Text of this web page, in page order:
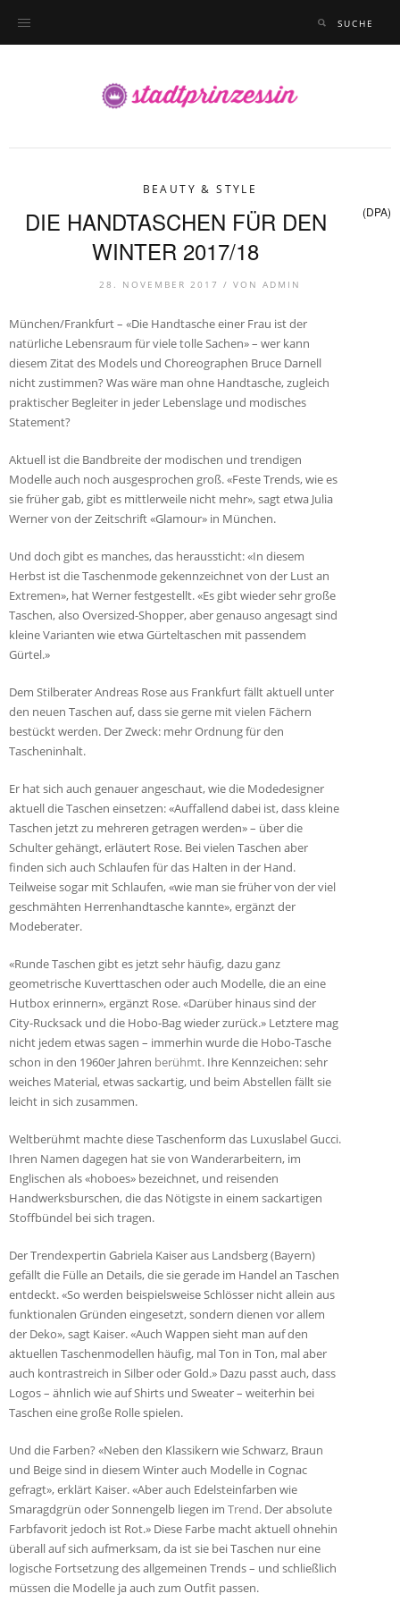
BEAUTY & STYLE
DIE HANDTASCHEN FÜR DEN
WINTER 2017/18
(DPA)
28. NOVEMBER 2017 / VON ADMIN
München/Frankfurt – «Die Handtasche einer Frau ist der
natürliche Lebensraum für viele tolle Sachen» – wer kann
diesem Zitat des Models und Choreographen Bruce Darnell
nicht zustimmen? Was wäre man ohne Handtasche, zugleich
praktischer Begleiter in jeder Lebenslage und modisches
Statement?
Aktuell ist die Bandbreite der modischen und trendigen
Modelle auch noch ausgesprochen groß. «Feste Trends, wie es
sie früher gab, gibt es mittlerweile nicht mehr», sagt etwa Julia
Werner von der Zeitschrift «Glamour» in München.
Und doch gibt es manches, das heraussticht: «In diesem
Herbst ist die Taschenmode gekennzeichnet von der Lust an
Extremen», hat Werner festgestellt. «Es gibt wieder sehr große
Taschen, also Oversized-Shopper, aber genauso angesagt sind
kleine Varianten wie etwa Gürteltaschen mit passendem
Gürtel.»
Dem Stilberater Andreas Rose aus Frankfurt fällt aktuell unter
den neuen Taschen auf, dass sie gerne mit vielen Fächern
bestückt werden. Der Zweck: mehr Ordnung für den
Tascheninhalt.
Er hat sich auch genauer angeschaut, wie die Modedesigner
aktuell die Taschen einsetzen: «Auffallend dabei ist, dass kleine
Taschen jetzt zu mehreren getragen werden» – über die
Schulter gehängt, erläutert Rose. Bei vielen Taschen aber
finden sich auch Schlaufen für das Halten in der Hand.
Teilweise sogar mit Schlaufen, «wie man sie früher von der viel
geschmähten Herrenhandtasche kannte», ergänzt der
Modeberater.
«Runde Taschen gibt es jetzt sehr häufig, dazu ganz
geometrische Kuverttaschen oder auch Modelle, die an eine
Hutbox erinnern», ergänzt Rose. «Darüber hinaus sind der
City-Rucksack und die Hobo-Bag wieder zurück.» Letztere mag
nicht jedem etwas sagen – immerhin wurde die Hobo-Tasche
schon in den 1960er Jahren berühmt. Ihre Kennzeichen: sehr
weiches Material, etwas sackartig, und beim Abstellen fällt sie
leicht in sich zusammen.
Weltberühmt machte diese Taschenform das Luxuslabel Gucci.
Ihren Namen dagegen hat sie von Wanderarbeitern, im
Englischen als «hoboes» bezeichnet, und reisenden
Handwerksburschen, die das Nötigste in einem sackartigen
Stoffbündel bei sich tragen.
Der Trendexpertin Gabriela Kaiser aus Landsberg (Bayern)
gefällt die Fülle an Details, die sie gerade im Handel an Taschen
entdeckt. «So werden beispielsweise Schlösser nicht allein aus
funktionalen Gründen eingesetzt, sondern dienen vor allem
der Deko», sagt Kaiser. «Auch Wappen sieht man auf den
aktuellen Taschenmodellen häufig, mal Ton in Ton, mal aber
auch kontrastreich in Silber oder Gold.» Dazu passt auch, dass
Logos – ähnlich wie auf Shirts und Sweater – weiterhin bei
Taschen eine große Rolle spielen.
Und die Farben? «Neben den Klassikern wie Schwarz, Braun
und Beige sind in diesem Winter auch Modelle in Cognac
gefragt», erklärt Kaiser. «Aber auch Edelsteinfarben wie
Smaragdgrün oder Sonnengelb liegen im Trend. Der absolute
Farbfavorit jedoch ist Rot.» Diese Farbe macht aktuell ohnehin
überall auf sich aufmerksam, da ist sie bei Taschen nur eine
logische Fortsetzung des allgemeinen Trends – und schließlich
müssen die Modelle ja auch zum Outfit passen.